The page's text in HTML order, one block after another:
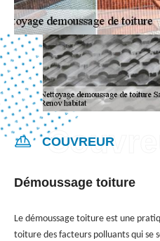
COUVREUR
Démoussage toiture
Le démoussage toiture est une
toiture des facteurs polluants qui se